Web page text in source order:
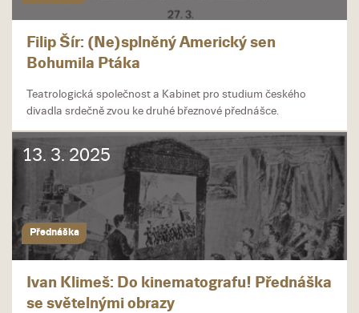
Filip Šír: (Ne)splněný Americký sen
Bohumila Ptáka
Teatrologická společnost a Kabinet pro studium českého
divadla srdečně zvou ke druhé březnové přednášce.
13. 3. 2025
Přednáška
Ivan Klimeš: Do kinematografu! Přednáška
se světelnými obrazy